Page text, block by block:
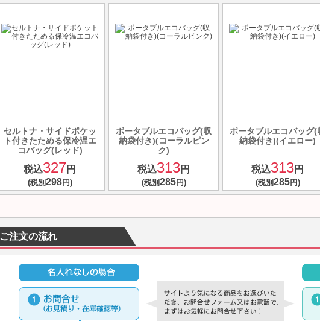
セルトナ・サイドポケッ
ト付きたためる保冷温エ
コバッグ(レッド)
税込327円
(税別298円)
ポータブルエコバッグ(収
納袋付き)(コーラルピン
ク)
税込313円
(税別285円)
ポータブルエコバッグ(
納袋付き)(イエロー)
税込313円
(税別285円)
ご注文の流れ